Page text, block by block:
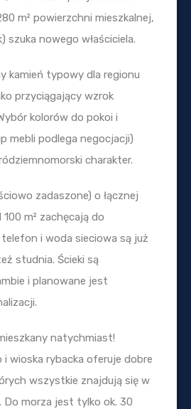
m² powierzchni mieszkalnej,
szuka nowego właściciela.
kamień typowy dla regionu
przyciągający wzrok
kolorów do pokoi i
mebli podlega negocjacji)
charakter.
zadaszone) o łącznej
m² zachęcają do
i woda sieciowa są już
studnia. Ścieki są
i planowane jest
natychmiast!
i wioska rybacka oferuje dobre
wszystkie znajdują się w
Do morza jest tylko ok. 30